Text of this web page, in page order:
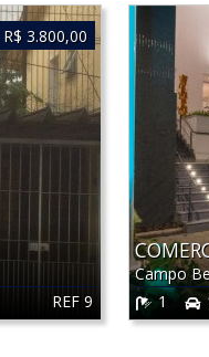
REF 9
R$ 3.800,00
Campo
1